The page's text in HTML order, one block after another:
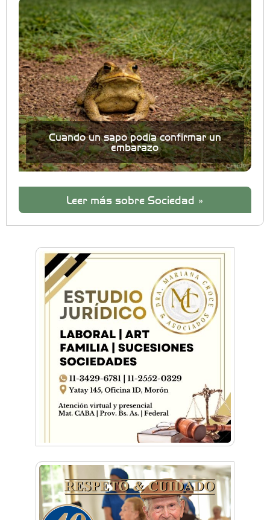
Cuando un sapo podía confirmar un
embarazo
Leer más sobre Sociedad »